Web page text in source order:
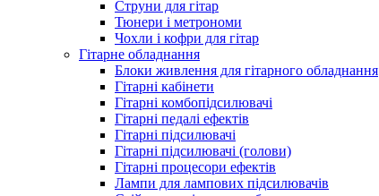
Струни для гітар
Тюнери і метрономи
Чохли і кофри для гітар
Гітарне обладнання
Блоки живлення для гітарного обладнання
Гітарні кабінети
Гітарні комбопідсилювачі
Гітарні педалі ефектів
Гітарні підсилювачі
Гітарні підсилювачі (голови)
Гітарні процесори ефектів
Лампи для лампових підсилювачів